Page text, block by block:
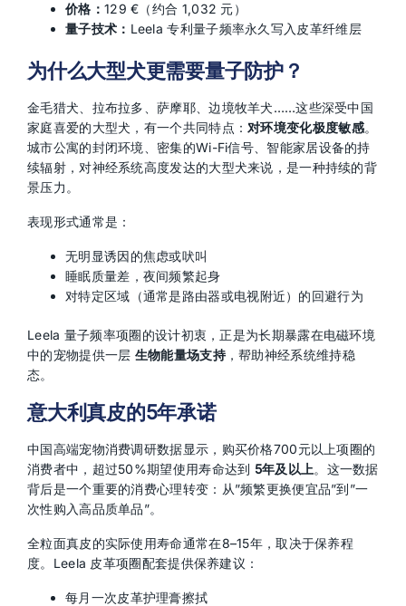
价格： 129 €（约合 1,032 元）
量子技术： Leela 专利量子频率永久写入皮革纤维层
为什么大型犬更需要量子防护？
金毛猎犬、拉布拉多、萨摩耶、边境牧羊犬……这些深受中国
家庭喜爱的大型犬，有一个共同特点： 对环境变化极度敏感。
城市公寓的封闭环境、密集的Wi-Fi信号、智能家居设备的持
续辐射，对神经系统高度发达的大型犬来说，是一种持续的背
景压力。
表现形式通常是：
无明显诱因的焦虑或吠叫
睡眠质量差，夜间频繁起身
对特定区域（通常是路由器或电视附近）的回避行为
Leela 量子频率项圈的设计初衷，正是为长期暴露在电磁环境
中的宠物提供一层 生物能量场支持，帮助神经系统维持稳
态。
意大利真皮的5年承诺
中国高端宠物消费调研数据显示，购买价格700元以上项圈的
消费者中，超过50%期望使用寿命达到 5年及以上。这一数据
背后是一个重要的消费心理转变：从”频繁更换便宜品”到”一
次性购入高品质单品”。
全粒面真皮的实际使用寿命通常在8–15年，取决于保养程
度。Leela 皮革项圈配套提供保养建议：
每月一次皮革护理膏擦拭